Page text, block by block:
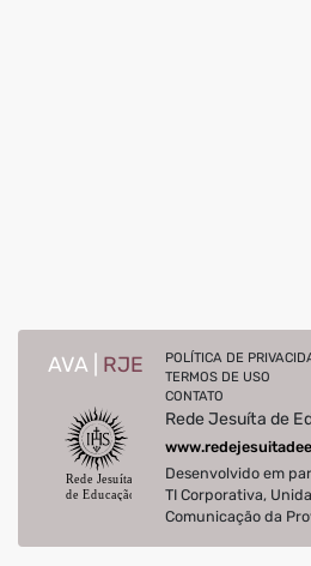
AVA | RJE
POLÍTICA DE
TERMOS DE USO
CONTATO
Rede Jesuíta de
Desenvolvido em
TI Corporativa,
Comunicação da